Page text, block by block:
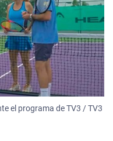
el programa de TV3 / TV3